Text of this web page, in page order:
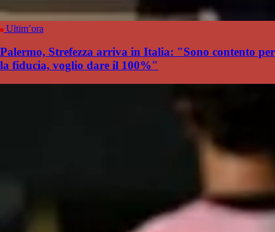
Ultim’ora
Palermo, Strefezza arriva in Italia: "Sono contento per
la fiducia, voglio dare il 100%"